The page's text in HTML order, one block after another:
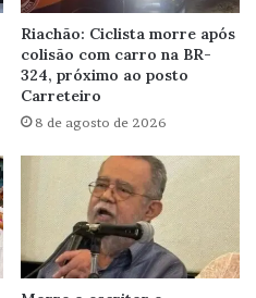
Riachão: Ciclista morre após
colisão com carro na BR-
324, próximo ao posto
Carreteiro
8 de agosto de 2026